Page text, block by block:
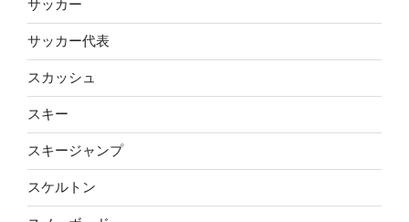
サッカー
サッカー代表
スカッシュ
スキー
スキージャンプ
スケルトン